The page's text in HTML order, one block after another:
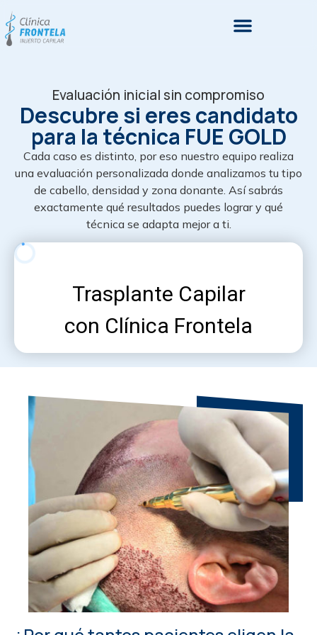
Evaluación inicial sin compromiso
Descubre si eres candidato
para la técnica FUE GOLD
Cada caso es distinto, por eso nuestro equipo realiza
una evaluación personalizada donde analizamos tu tipo
de cabello, densidad y zona donante. Así sabrás
exactamente qué resultados puedes lograr y qué
técnica se adapta mejor a ti.